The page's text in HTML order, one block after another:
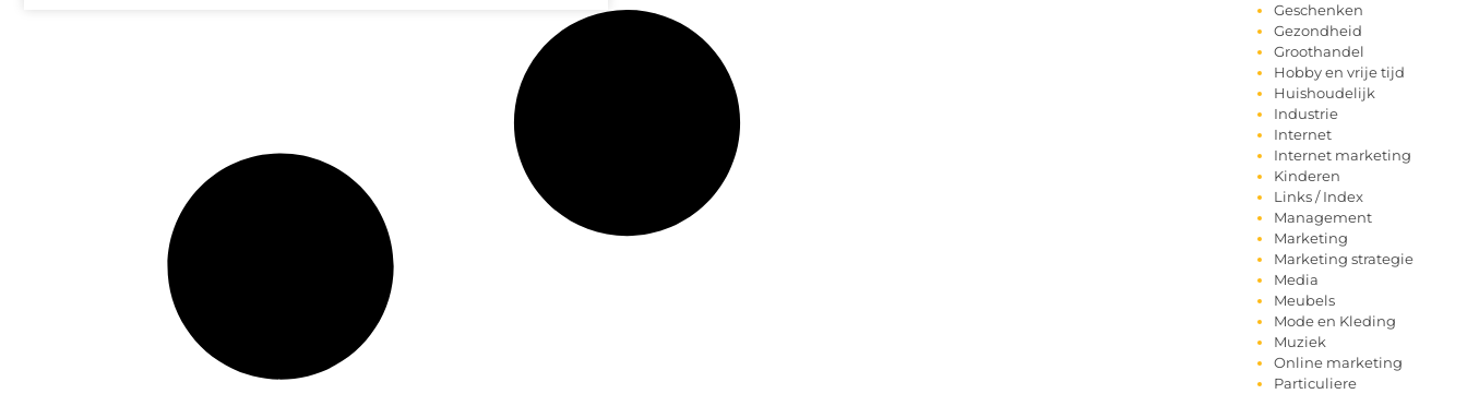
Geschenken
Gezondheid
Groothandel
Hobby en vrije tijd
Huishoudelijk
Industrie
Internet
Internet marketing
Kinderen
Links / Index
Management
Marketing
Marketing strategie
Media
Meubels
Mode en Kleding
Muziek
Online marketing
Particuliere